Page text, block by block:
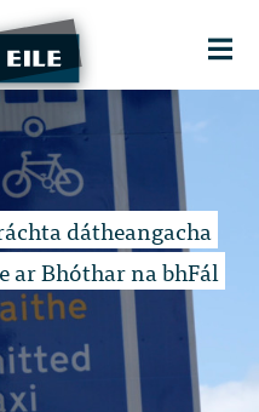
dátheangacha
ar Bhóthar na bhFál